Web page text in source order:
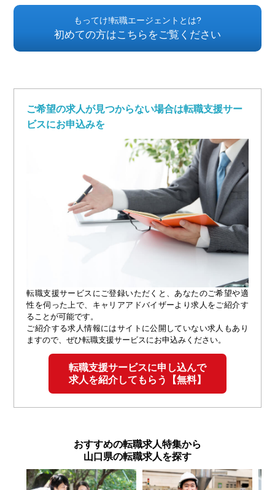
もってけ!転職エージェントとは?
初めての方はこちらをご覧ください
ご希望の求人が見つからない場合は転職支援サー
ビスにお申込みを
転職支援サービスにご登録いただくと、あなたのご希望や適
性を伺った上で、キャリアアドバイザーより求人をご紹介す
ることが可能です。
ご紹介する求人情報にはサイトに公開していない求人もあり
ますので、ぜひ転職支援サービスにお申込みください。
転職支援サービスに申し込んで
求人を紹介してもらう【無料】
おすすめの転職求人特集から
山口県の転職求人を探す